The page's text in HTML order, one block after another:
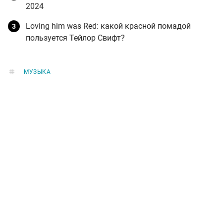
2024
Loving him was Red: какой красной помадой
пользуется Тейлор Свифт?
МУЗЫКА